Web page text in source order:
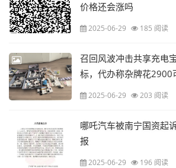
价格还会涨吗
2025-06-29 185 阅读
召回风波冲击共享充电
标，代办称杂牌花2900
2025-06-29 203 阅读
哪吒汽车被南宁国资起
报
2025-06-29 196 阅读